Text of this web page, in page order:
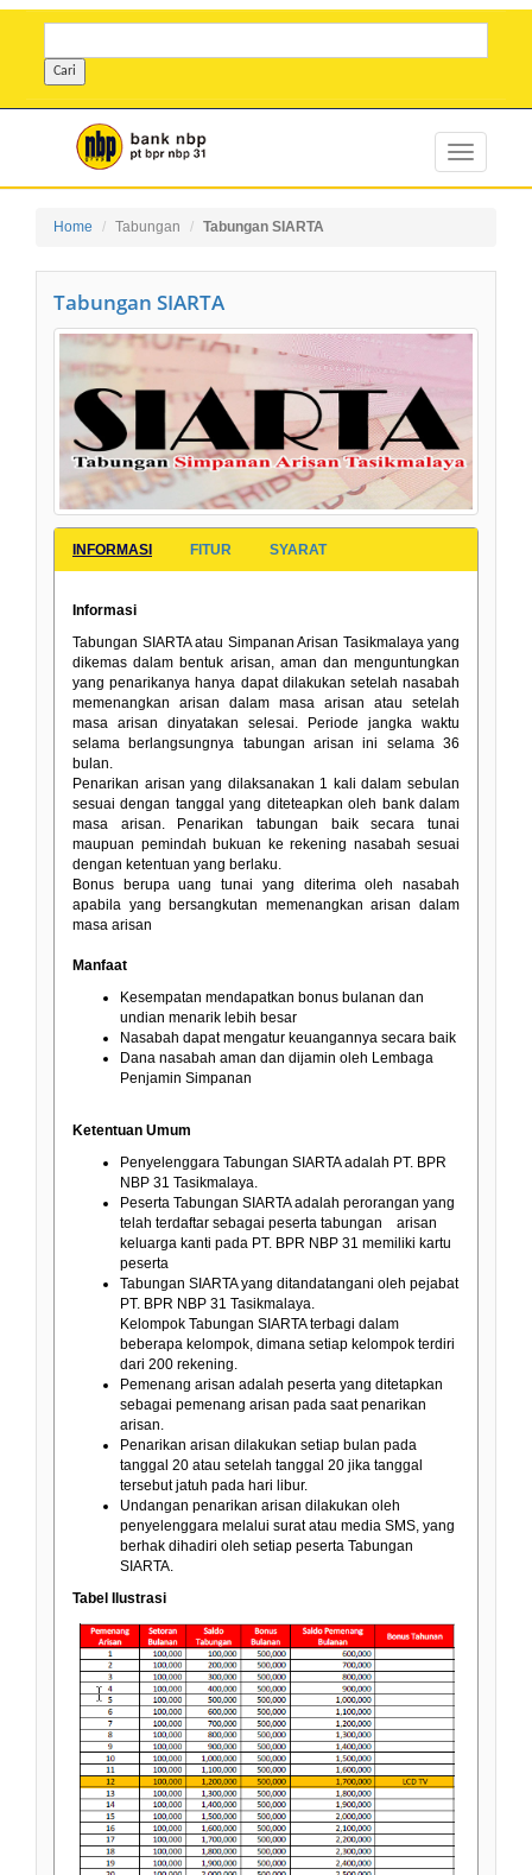
Home Tabungan Tabungan SIARTA
Tabungan SIARTA
INFORMASI FITUR SYARAT
Informasi
Tabungan SIARTA atau Simpanan Arisan Tasikmalaya yang
dikemas dalam bentuk arisan, aman dan menguntungkan
yang penarikanya hanya dapat dilakukan setelah nasabah
memenangkan arisan dalam masa arisan atau setelah
masa arisan dinyatakan selesai. Periode jangka waktu
selama berlangsungnya tabungan arisan ini selama 36
bulan.
Penarikan arisan yang dilaksanakan 1 kali dalam sebulan
sesuai dengan tanggal yang diteteapkan oleh bank dalam
masa arisan. Penarikan tabungan baik secara tunai
maupuan pemindah bukuan ke rekening nasabah sesuai
dengan ketentuan yang berlaku.
Bonus berupa uang tunai yang diterima oleh nasabah
apabila yang bersangkutan memenangkan arisan dalam
masa arisan
Manfaat
Kesempatan mendapatkan bonus bulanan dan
undian menarik lebih besar
Nasabah dapat mengatur keuangannya secara baik
Dana nasabah aman dan dijamin oleh Lembaga
Penjamin Simpanan
Ketentuan Umum
Penyelenggara Tabungan SIARTA adalah PT. BPR
NBP 31 Tasikmalaya.
Peserta Tabungan SIARTA adalah perorangan yang
telah terdaftar sebagai peserta tabungan arisan
keluarga kanti pada PT. BPR NBP 31 memiliki kartu
peserta
Tabungan SIARTA yang ditandatangani oleh pejabat
PT. BPR NBP 31 Tasikmalaya.
Kelompok Tabungan SIARTA terbagi dalam
beberapa kelompok, dimana setiap kelompok terdiri
dari 200 rekening.
Pemenang arisan adalah peserta yang ditetapkan
sebagai pemenang arisan pada saat penarikan
arisan.
Penarikan arisan dilakukan setiap bulan pada
tanggal 20 atau setelah tanggal 20 jika tanggal
tersebut jatuh pada hari libur.
Undangan penarikan arisan dilakukan oleh
penyelenggara melalui surat atau media SMS, yang
berhak dihadiri oleh setiap peserta Tabungan
SIARTA.
Tabel Ilustrasi